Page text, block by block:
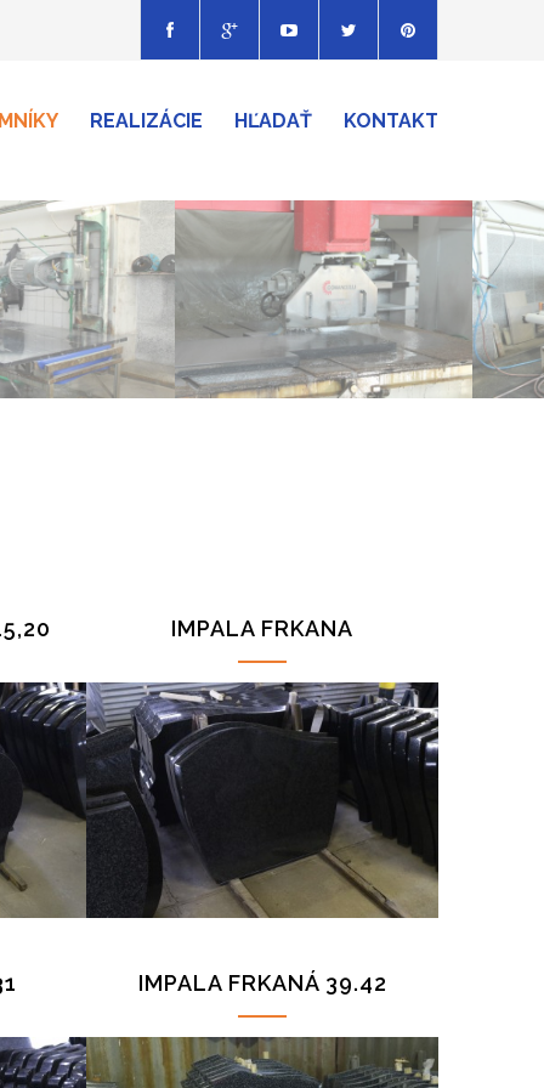
REALIZÁCIE HĽADAŤ KONTAKT
IMPALA FRKANA
07,14,22,23,26,33
IMPALA FRKANÁ 39.42